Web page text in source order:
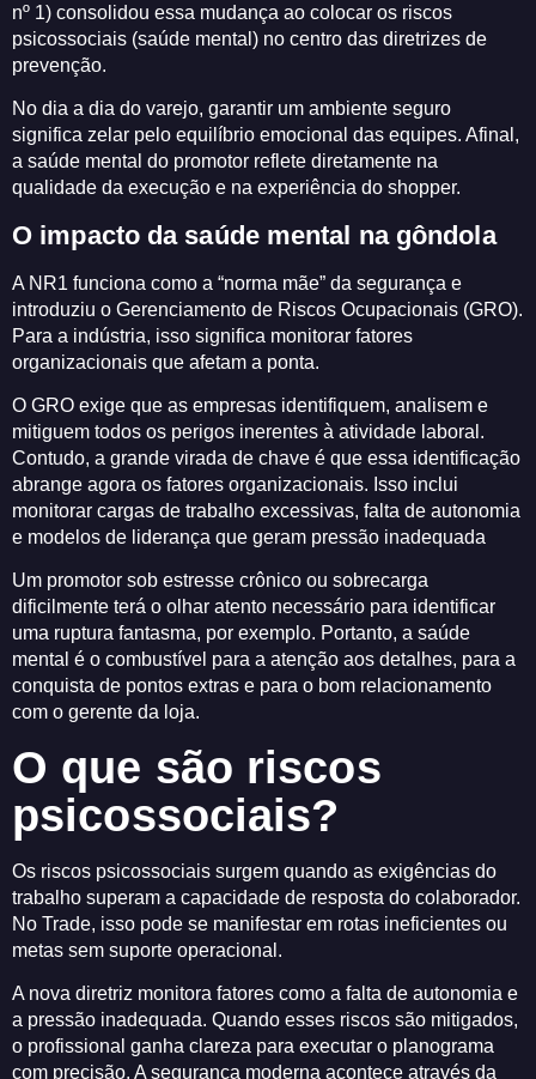
nº 1) consolidou essa mudança ao colocar os riscos
psicossociais (saúde mental) no centro das diretrizes de
prevenção.
No dia a dia do varejo, garantir um ambiente seguro
significa zelar pelo equilíbrio emocional das equipes. Afinal,
a saúde mental do promotor reflete diretamente na
qualidade da execução e na experiência do shopper.
O impacto da saúde mental na gôndola
A NR1 funciona como a “norma mãe” da segurança e
introduziu o Gerenciamento de Riscos Ocupacionais (GRO).
Para a indústria, isso significa monitorar fatores
organizacionais que afetam a ponta.
O GRO exige que as empresas identifiquem, analisem e
mitiguem todos os perigos inerentes à atividade laboral.
Contudo, a grande virada de chave é que essa identificação
abrange agora os fatores organizacionais. Isso inclui
monitorar cargas de trabalho excessivas, falta de autonomia
e modelos de liderança que geram pressão inadequada
Um promotor sob estresse crônico ou sobrecarga
dificilmente terá o olhar atento necessário para identificar
uma ruptura fantasma, por exemplo. Portanto, a saúde
mental é o combustível para a atenção aos detalhes, para a
conquista de pontos extras e para o bom relacionamento
com o gerente da loja.
O que são riscos
psicossociais?
Os riscos psicossociais surgem quando as exigências do
trabalho superam a capacidade de resposta do colaborador.
No Trade, isso pode se manifestar em rotas ineficientes ou
metas sem suporte operacional.
A nova diretriz monitora fatores como a falta de autonomia e
a pressão inadequada. Quando esses riscos são mitigados,
o profissional ganha clareza para executar o planograma
com precisão. A segurança moderna acontece através da